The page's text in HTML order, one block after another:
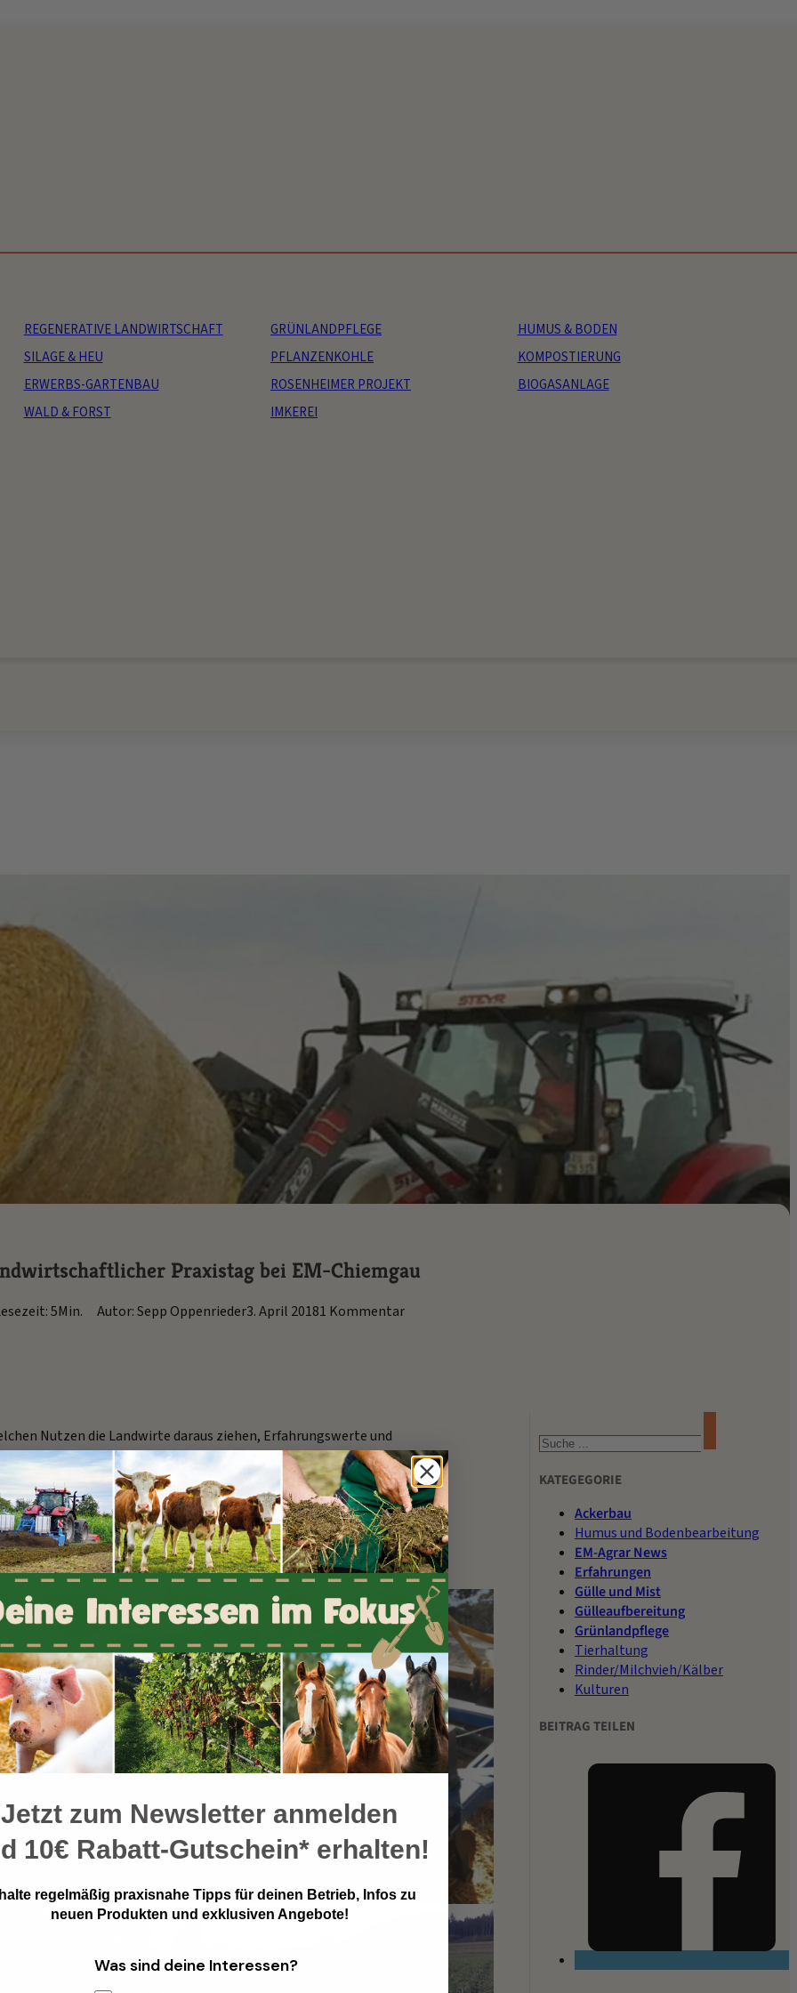
REGENERATIVE LANDWIRTSCHAFT GRÜNLANDPFLEGE
HUMUS & BODEN
SILAGE & HEU
PFLANZENKOHLE
KOMPOSTIERUNG
ERWERBS-GARTENBAU
ROSENHEIMER PROJEKT
BIOGASANLAGE
WALD & FORST
IMKEREI
Praxistag bei EM-Chiemgau
5Min. Autor: Sepp Oppenrieder3. April 20181 Kommentar
Nutzen die Landwirte daraus ziehen, Erfahrungswerte und
am Praxistag in Högering.
vor und beantworteten zahlreichen Fragen.
am Praxistag:
KATEGEGORIE
Ackerbau
Humus und Bodenbearbeitung
EM-Agrar News
Erfahrungen
Gülle und Mist
Gülleaufbereitung
Grünlandpflege
Tierhaltung
Rinder/Milchvieh/Kälber
Kulturen
BEITRAG TEILEN
Jetzt zum Newsletter anmelden
10€ Rabatt-Gutschein* erhalten!
regelmäßig praxisnahe Tipps für deinen Betrieb, Infos zu
neuen Produkten und exklusiven Angebote!
Was sind deine Interessen?